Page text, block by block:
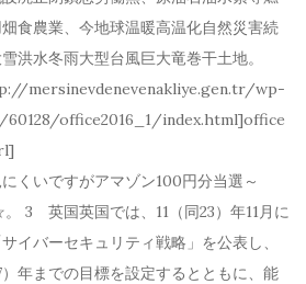
食農業、今地球温暖高温化自然災害続
洪水冬雨大型台風巨大竜巻干土地。
mersinevdenevenakliye.gen.tr/wp-
office2016_1/index.html]office
くいですがアマゾン100円分当選～
3 英国英国では、11（同23）年11月に
イバーセキュリティ戦略」を公表し、
）年までの目標を設定するとともに、能